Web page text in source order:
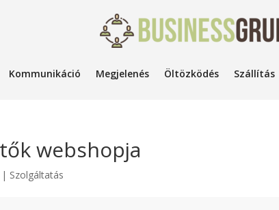
Kommunikáció Megjelenés Öltözködés Szállítás
webshopja
| Szolgáltatás